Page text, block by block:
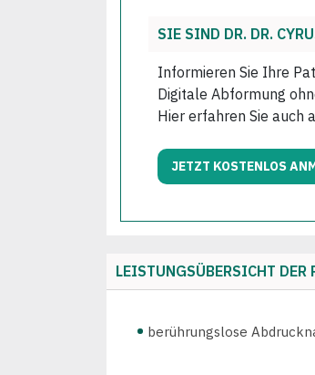
SIE SIND DR. DR.
Informieren Sie Ihre
Digitale Abformung
Hier erfahren Sie auch
JETZT KOSTENLOS
LEISTUNGSÜBERSICHT DER
berührungslose